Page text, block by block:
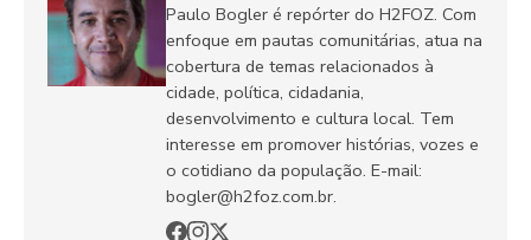
Paulo Bogler é repórter do H2FOZ. Com
enfoque em pautas comunitárias, atua na
cobertura de temas relacionados à
cidade, política, cidadania,
desenvolvimento e cultura local. Tem
interesse em promover histórias, vozes e
o cotidiano da população. E-mail:
bogler@h2foz.com.br.